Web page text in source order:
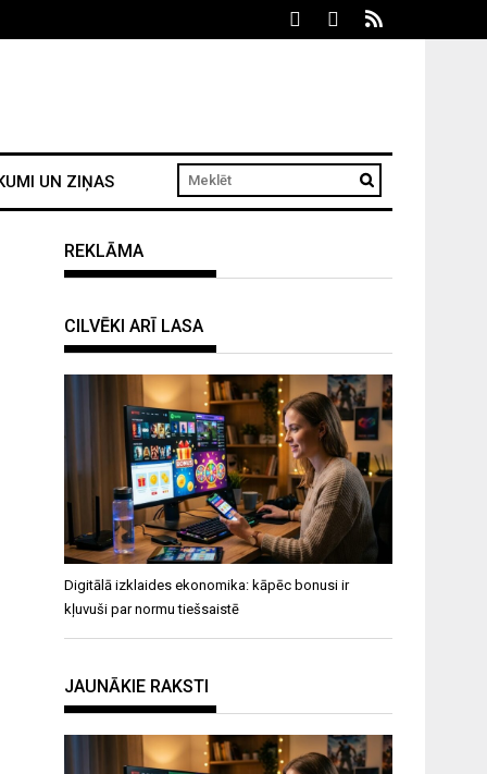
UN ZIŅAS
REKLĀMA
CILVĒKI ARĪ LASA
Digitālā izklaides ekonomika: kāpēc bonusi ir
kļuvuši par normu tiešsaistē
JAUNĀKIE RAKSTI